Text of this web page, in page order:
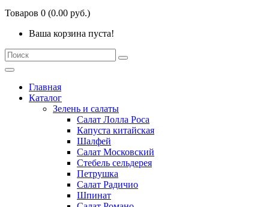
Товаров 0 (0.00 руб.)
Ваша корзина пуста!
Главная
Каталог
Зелень и салаты
Салат Лолла Роса
Капуста китайская
Шалфей
Салат Московский
Стебель сельдерея
Петрушка
Салат Радичио
Шпинат